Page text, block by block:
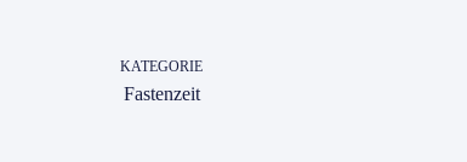
KATEGORIE
Fastenzeit